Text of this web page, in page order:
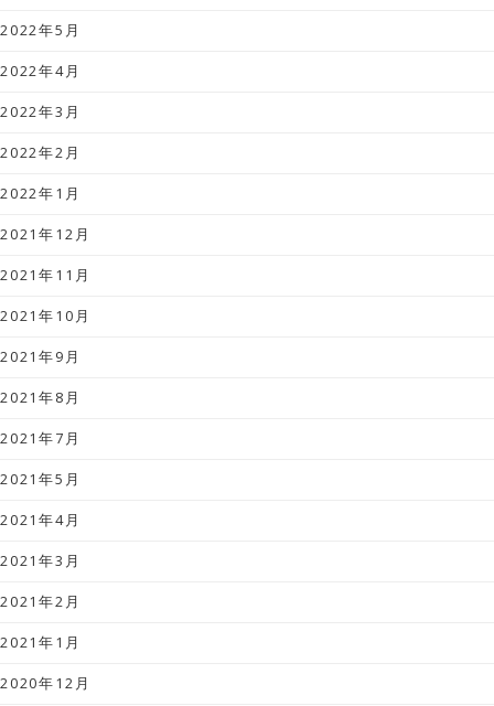
2022年5月
2022年4月
2022年3月
2022年2月
2022年1月
2021年12月
2021年11月
2021年10月
2021年9月
2021年8月
2021年7月
2021年5月
2021年4月
2021年3月
2021年2月
2021年1月
2020年12月